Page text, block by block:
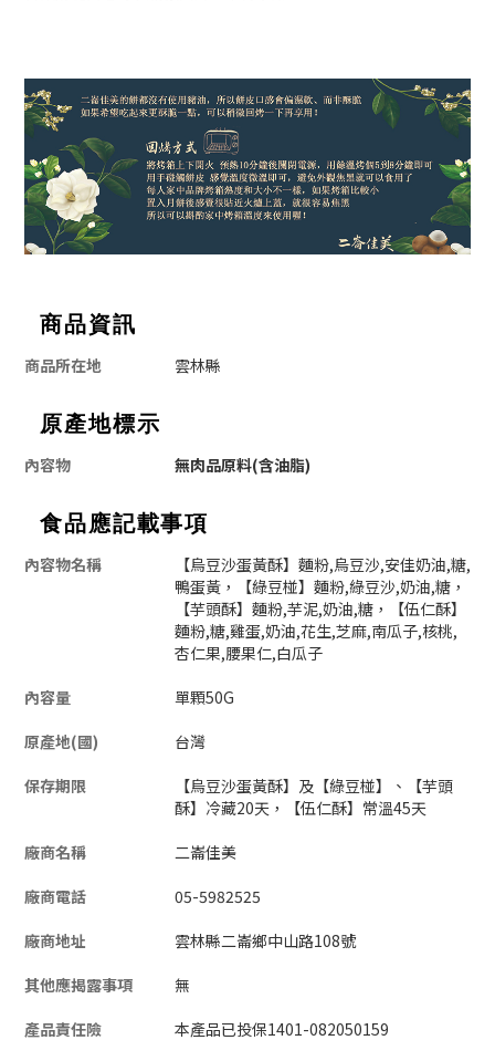
商品資訊
商品所在地 雲林縣
原產地標示
內容物 無肉品原料(含油脂)
食品應記載事項
內容物名稱
【烏豆沙蛋黃酥】麵粉,烏豆沙,安佳奶油,糖,
鴨蛋黃，【綠豆椪】麵粉,綠豆沙,奶油,糖，
【芋頭酥】麵粉,芋泥,奶油,糖，【伍仁酥】
麵粉,糖,雞蛋,奶油,花生,芝麻,南瓜子,核桃,
杏仁果,腰果仁,白瓜子
內容量
單顆50G
原產地(國)
台灣
保存期限
【烏豆沙蛋黃酥】及【綠豆椪】、【芋頭
酥】冷藏20天，【伍仁酥】常溫45天
廠商名稱
二崙佳美
廠商電話
05-5982525
廠商地址
雲林縣二崙鄉中山路108號
其他應揭露事項
無
產品責任險
本產品已投保1401-082050159